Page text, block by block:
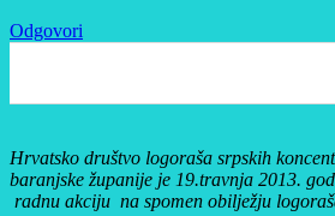
Odgovori
Hrvatsko društvo logoraša srpskih
baranjske županije je 19.travnja 2013.
radnu akciju na spomen obilježju